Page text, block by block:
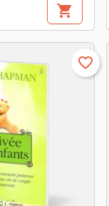
shopping_cart
favorite_border